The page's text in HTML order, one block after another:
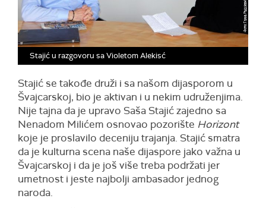
Stajić u razgovoru sa Violetom Alekisć
Stajić se takođe druži i sa našom dijasporom u
Švajcarskoj, bio je aktivan i u nekim udruženjima.
Nije tajna da je upravo Saša Stajić zajedno sa
Nenadom Milićem osnovao pozorište Horizont
koje je proslavilo deceniju trajanja. Stajić smatra
da je kulturna scena naše dijaspore jako važna u
Švajcarskoj i da je još više treba podržati jer
umetnost i jeste najbolji ambasador jednog
naroda.